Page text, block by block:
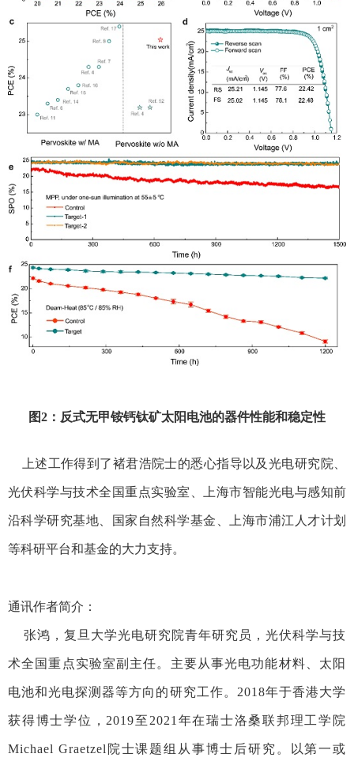
图2 ：反式无甲铵钙钛矿太阳电池的器件性能和稳定性
上述工作得到了褚君浩院士的悉心指导以及光电研究院、
光伏科学与技术全国重点实验室、上海市智能光电与感知前
沿科学研究基地、国家自然科学基金、上海市浦江人才计划
等科研平台和基金的大力支持。
通讯作者简介：
张鸿 ，复旦大学光电研究院青年研究员，光伏科学与技
术全国重点实验室副主任。主要从事光电功能材料、太阳
电池和光电探测器等方向的研究工作。 2018年于香港大学
获得博士学位， 2019至 2021 年在瑞士洛桑联邦理工学院
Michael Graetzel 院士课题组从事博士后研究。以第一或